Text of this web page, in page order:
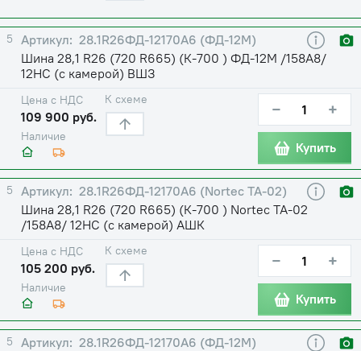
5
28.1R26ФД-12170А6 (ФД-12М)
Шина 28,1 R26 (720 R665) (К-700 ) ФД-12М /158A8/
12НС (с камерой) ВШЗ
Наличие
Цена с НДС
109 900 руб.
К схеме − +
Купить
5
28.1R26ФД-12170А6 (Nortec TA-02)
Шина 28,1 R26 (720 R665) (К-700 ) Nortec TA-02
/158А8/ 12НС (с камерой) АШК
Наличие
Цена с НДС
105 200 руб.
К схеме − +
Купить
5
28.1R26ФД-12170А6 (ФД-12М)